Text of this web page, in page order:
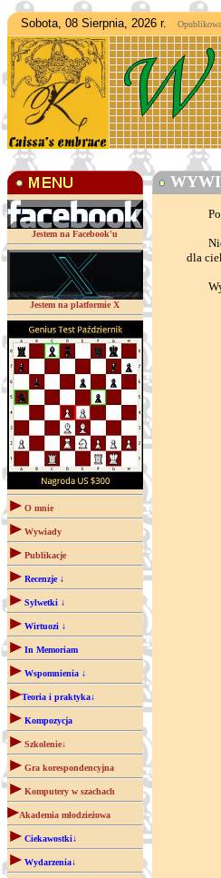
Sobota, 08 Sierpnia, 2026 r.
Jestem na Facebook'u
Jestem na platformie X
O mnie
Wywiady
Publikacje
Recenzje ↓
Sylwetki ↓
Wirtuozi ↓
In Memoriam
Wspomnienia ↓
Teoria i praktyka↓
Kompozycja
Szkolenie↓
Gra korespondencyjna
Komputery w szachach
Akademia młodzieżowa
Ciekawostki↓
Wydarzenia↓
dla